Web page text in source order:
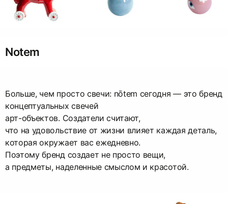
Notem
Больше, чем просто свечи: nōtem сегодня — это бренд
концептуальных свечей
арт-объектов. Создатели считают,
что на удовольствие от жизни влияет каждая деталь,
которая окружает вас ежедневно.
Поэтому бренд создает не просто вещи,
а предметы, наделенные смыслом и красотой.